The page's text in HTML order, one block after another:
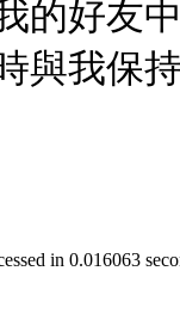
的好友
與我保
in 0.016063